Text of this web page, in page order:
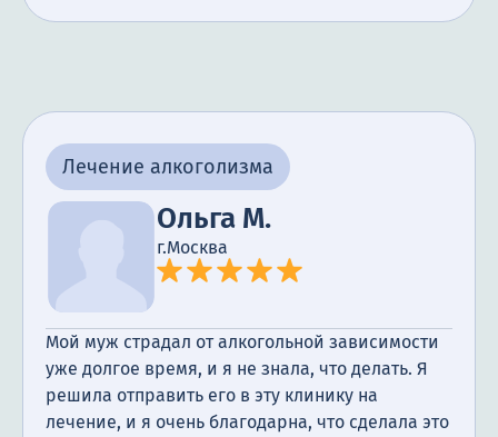
не только помогла моему мужу избавиться от
зависимости, но и обеспечила нам поддержку
на всем пути к выздоровлению. Я очень
благодарна всему персоналу и рекомендую эту
клинику всем, кто столкнулся с проблемой
алкоголизма в своей жизни.
Лечение алкоголизма
Ольга М.
г.Москва
Мой муж страдал от алкогольной зависимости
уже долгое время, и я не знала, что делать. Я
решила отправить его в эту клинику на
лечение, и я очень благодарна, что сделала это